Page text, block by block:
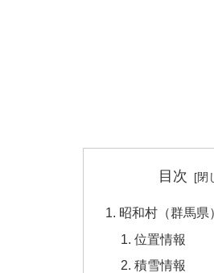
目次
昭和村（群馬県
位置情報
積雪情報